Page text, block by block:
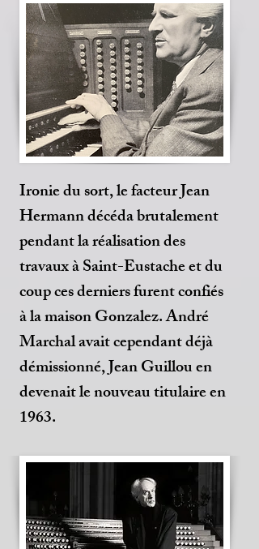
Ironie du sort, le facteur Jean
Hermann décéda brutalement
pendant la réalisation des
travaux à Saint-Eustache et du
coup ces derniers furent confiés
à la maison Gonzalez. André
Marchal avait cependant déjà
démissionné, Jean Guillou en
devenait le nouveau titulaire en
1963.